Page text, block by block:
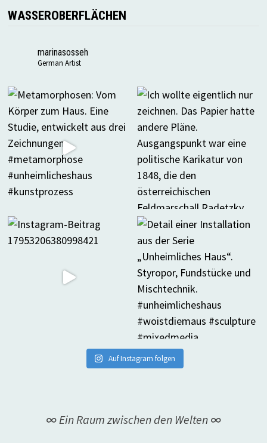
WASSEROBERFLÄCHEN
marinasosseh
German Artist
Auf Instagram folgen
∞ Ein Raum zwischen den Welten ∞